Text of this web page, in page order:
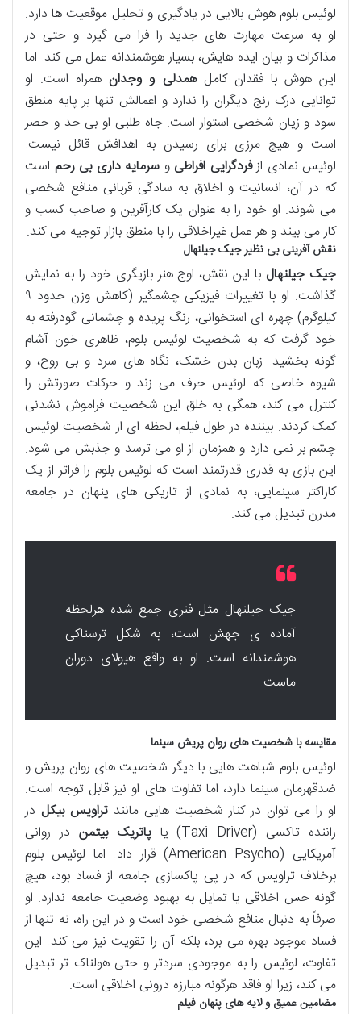
لوئیس بلوم هوش بالایی در یادگیری و تحلیل موقعیت ها دارد.
او به سرعت مهارت های جدید را فرا می گیرد و حتی در
مذاکرات و بیان ایده هایش، بسیار هوشمندانه عمل می کند. اما
این هوش با فقدان کاملهمدلی و وجدان همراه است. او
توانایی درک رنج دیگران را ندارد و اعمالش تنها بر پایه منطق
سود و زیان شخصی استوار است. جاه طلبی او بی حد و حصر
است و هیچ مرزی برای رسیدن به اهدافش قائل نیست.
لوئیس نمادی ازفردگرایی افراطیو سرمایه داری بی رحم است
که در آن، انسانیت و اخلاق به سادگی قربانی منافع شخصی
می شوند. او خود را به عنوان یک کارآفرین و صاحب کسب و
کار می بیند و هر عمل غیراخلاقی را با منطق بازار توجیه می کند.
نقش آفرینی بی نظیر جیک جیلنهال
جیک جیلنهال با این نقش، اوج هنر بازیگری خود را به نمایش
گذاشت. او با تغییرات فیزیکی چشمگیر (کاهش وزن حدود ۹
کیلوگرم) چهره ای استخوانی، رنگ پریده و چشمانی گودرفته به
خود گرفت که به شخصیت لوئیس بلوم، ظاهری خون آشام
گونه بخشید. زبان بدن خشک، نگاه های سرد و بی روح، و
شیوه خاصی که لوئیس حرف می زند و حرکات صورتش را
کنترل می کند، همگی به خلق این شخصیت فراموش نشدنی
کمک کردند. بیننده در طول فیلم، لحظه ای از شخصیت لوئیس
چشم بر نمی دارد و همزمان از او می ترسد و جذبش می شود.
این بازی به قدری قدرتمند است که لوئیس بلوم را فراتر از یک
کاراکتر سینمایی، به نمادی از تاریکی های پنهان در جامعه
مدرن تبدیل می کند.
جیک جیلنهال مثل فنری جمع شده هرلحظه
آماده ی جهش است، به شکل ترسناکی
هوشمندانه است. او به واقع هیولای دوران
ماست.
مقایسه با شخصیت های روان پریش سینما
لوئیس بلوم شباهت هایی با دیگر شخصیت های روان پریش و
ضدقهرمان سینما دارد، اما تفاوت های او نیز قابل توجه است.
او را می توان در کنار شخصیت هایی مانند تراویس بیکل در
راننده تاکسی (Taxi Driver) یا
پاتریک بیتمن در روانی
آمریکایی (American Psycho) قرار داد. اما لوئیس بلوم
برخلاف تراویس که در پی پاکسازی جامعه از فساد بود، هیچ
گونه حس اخلاقی یا تمایل به بهبود وضعیت جامعه ندارد. او
صرفاً به دنبال منافع شخصی خود است و در این راه، نه تنها از
فساد موجود بهره می برد، بلکه آن را تقویت نیز می کند. این
تفاوت، لوئیس را به موجودی سردتر و حتی هولناک تر تبدیل
می کند، زیرا او فاقد هرگونه مبارزه درونی اخلاقی است.
مضامین عمیق و لایه های پنهان فیلم